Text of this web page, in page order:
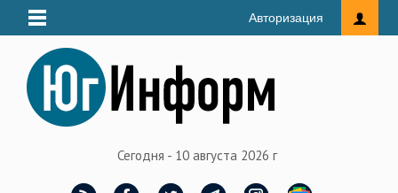
Авторизация
Сегодня - 10 августа 2026 г